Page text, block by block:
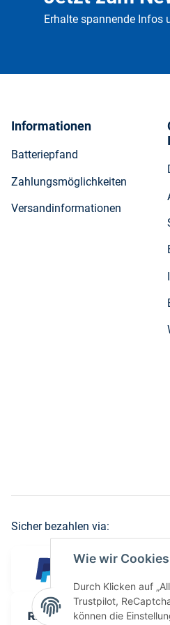
Wie wir
Durch Klicken auf
Trustpilot,
können die
Erhalte spannende Infos
Informationen
Batteriepfand
Zahlungsmöglichkeiten
Versandinformationen
Sicher bezahlen via: